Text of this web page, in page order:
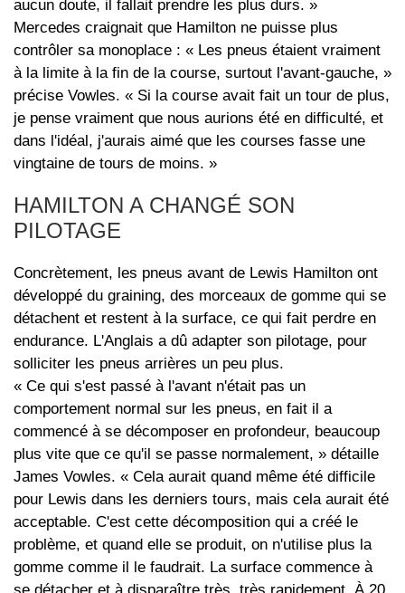
aucun doute, il fallait prendre les plus durs. »
Mercedes craignait que Hamilton ne puisse plus
contrôler sa monoplace : « Les pneus étaient vraiment
à la limite à la fin de la course, surtout l'avant-gauche, »
précise Vowles. « Si la course avait fait un tour de plus,
je pense vraiment que nous aurions été en difficulté, et
dans l'idéal, j'aurais aimé que les courses fasse une
vingtaine de tours de moins. »
HAMILTON A CHANGÉ SON
PILOTAGE
Concrètement, les pneus avant de Lewis Hamilton ont
développé du graining, des morceaux de gomme qui se
détachent et restent à la surface, ce qui fait perdre en
endurance. L'Anglais a dû adapter son pilotage, pour
solliciter les pneus arrières un peu plus.
« Ce qui s'est passé à l'avant n'était pas un
comportement normal sur les pneus, en fait il a
commencé à se décomposer en profondeur, beaucoup
plus vite que ce qu'il se passe normalement, » détaille
James Vowles. « Cela aurait quand même été difficile
pour Lewis dans les derniers tours, mais cela aurait été
acceptable. C'est cette décomposition qui a créé le
problème, et quand elle se produit, on n'utilise plus la
gomme comme il le faudrait. La surface commence à